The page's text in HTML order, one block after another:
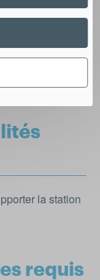
des
pour mission
en station
ou après-midi.
la station
requis